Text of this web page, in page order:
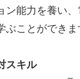
ン能力を養い
ぶことができま
スキル